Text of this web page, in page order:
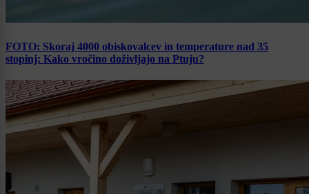
FOTO: Skoraj 4000 obiskovalcev in temperature nad 35
stopinj: Kako vročino doživljajo na Ptuju?